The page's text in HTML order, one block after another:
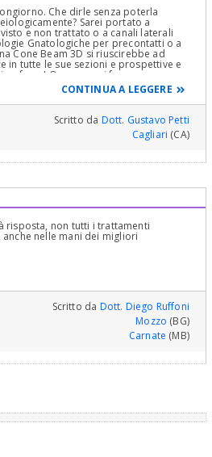
Che dirle senza poterla
Sarei portato a
e non trattato o a canali laterali
Gnatologiche per precontatti o a
Cone Beam 3D si riuscirebbe ad
in tutte le sue sezioni e prospettive e
forse! Occorre poi fare un
punti del dente e di tutti gli altri denti
di tasche parodontale e
ci fossero, con una preparazione
e scaling e root planing per
che falsa le misure del primo
sondaggio parodontale che, ora,
CONTINUA A LEGGERE
Scritto da Dott. Gustavo Petti
Cagliari (CA)
risposta, non tutti i trattamenti
nelle mani dei migliori
Scritto da Dott. Diego Ruffoni
Mozzo (BG)
Carnate (MB)